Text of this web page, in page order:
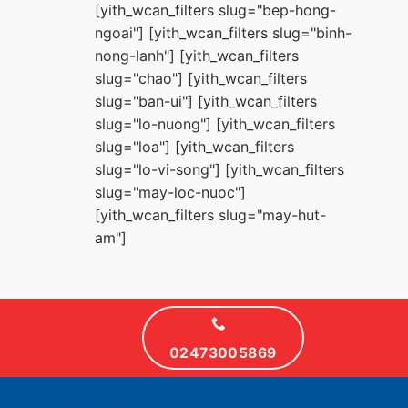
[yith_wcan_filters slug="bep-hong-
ngoai"] [yith_wcan_filters slug="binh-
nong-lanh"] [yith_wcan_filters
slug="chao"] [yith_wcan_filters
slug="ban-ui"] [yith_wcan_filters
slug="lo-nuong"] [yith_wcan_filters
slug="loa"] [yith_wcan_filters
slug="lo-vi-song"] [yith_wcan_filters
slug="may-loc-nuoc"]
[yith_wcan_filters slug="may-hut-
am"]
02473005869